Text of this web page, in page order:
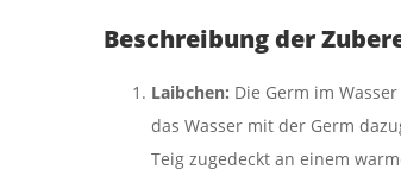
Beschreibung der
Laibchen: Die Germ im
das Wasser mit der Germ
Teig zugedeckt an einem